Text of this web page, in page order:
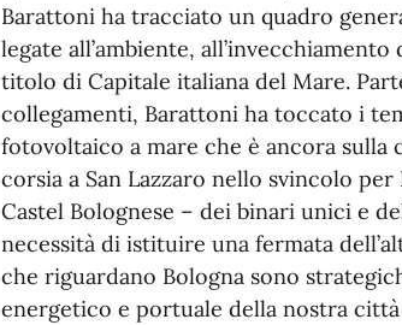
Barattoni ha tracciato un quadro
legate all’ambiente,
titolo di Capitale italiana del Mare.
collegamenti, Barattoni ha toccato i
fotovoltaico a mare che è ancora sulla
corsia a San Lazzaro nello svincolo
Castel Bolognese – dei binari unici e
necessità di istituire una fermata
che riguardano Bologna sono
energetico e portuale della nostra